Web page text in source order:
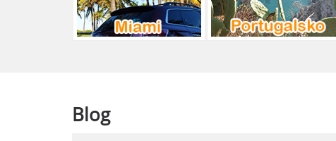
Blog
Pronájem auta na letišti Lefkada:
Půjčení auta na letišti Lefkada je